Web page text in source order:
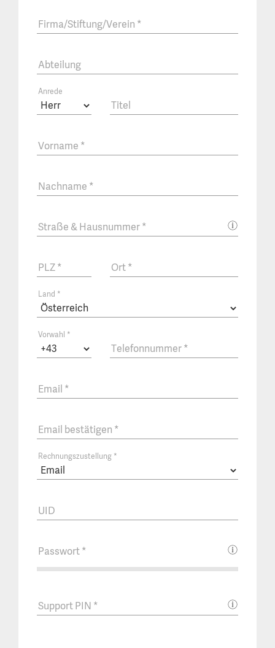
Firma/Stiftung/Verein *
Abteilung
Anrede
Titel
Vorname *
Nachname *
Straße & Hausnummer *
PLZ * Ort *
Land *
Vorwahl *
Telefonnummer *
Email *
Email bestätigen *
Rechnungszustellung *
UID
Passwort *
Support PIN *